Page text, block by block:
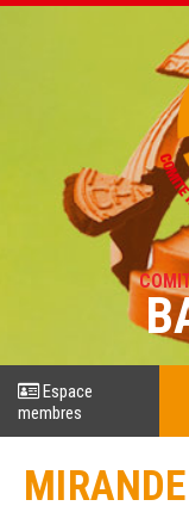
Espace
membres